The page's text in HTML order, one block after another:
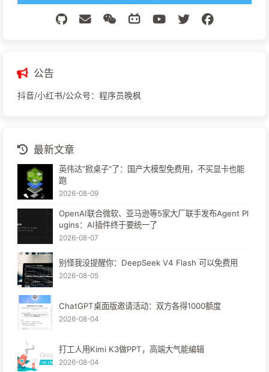
公告
抖音/小红书/公众号：程序员晚枫
最新文章
英伟达“掀桌子”了：国产大模型免费用，不买显卡也能
跑
2026-08-09
OpenAI联合微软、亚马逊等5家大厂联手发布Agent Pl
ugins：AI插件终于要统一了
2026-08-07
别怪我没提醒你：DeepSeek V4 Flash 可以免费用
2026-08-05
ChatGPT桌面版邀请活动：双方各得1000额度
2026-08-04
打工人用Kimi K3做PPT，高端大气能编辑
2026-08-04